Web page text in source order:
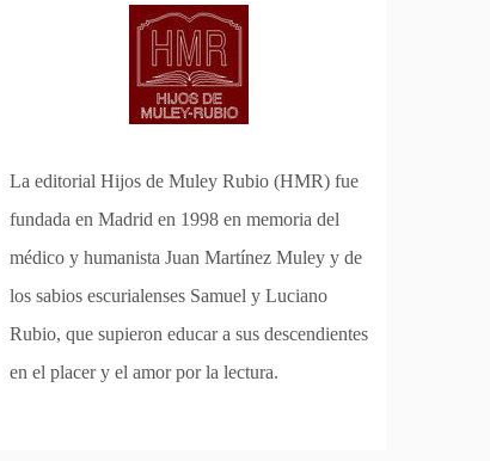
La editorial Hijos de Muley Rubio (HMR) fue
fundada en Madrid en 1998 en memoria del
médico y humanista Juan Martínez Muley y de
los sabios escurialenses Samuel y Luciano
Rubio, que supieron educar a sus descendientes
en el placer y el amor por la lectura.